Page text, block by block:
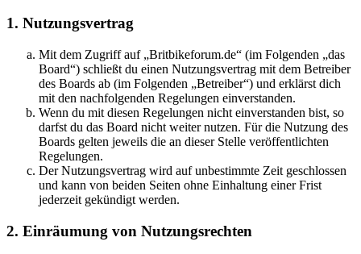
1. Nutzungsvertrag
Mit dem Zugriff auf „Britbikeforum.de“ (im Folgenden „das
Board“) schließt du einen Nutzungsvertrag mit dem Betreiber
des Boards ab (im Folgenden „Betreiber“) und erklärst dich
mit den nachfolgenden Regelungen einverstanden.
Wenn du mit diesen Regelungen nicht einverstanden bist, so
darfst du das Board nicht weiter nutzen. Für die Nutzung des
Boards gelten jeweils die an dieser Stelle veröffentlichten
Regelungen.
Der Nutzungsvertrag wird auf unbestimmte Zeit geschlossen
und kann von beiden Seiten ohne Einhaltung einer Frist
jederzeit gekündigt werden.
2. Einräumung von Nutzungsrechten